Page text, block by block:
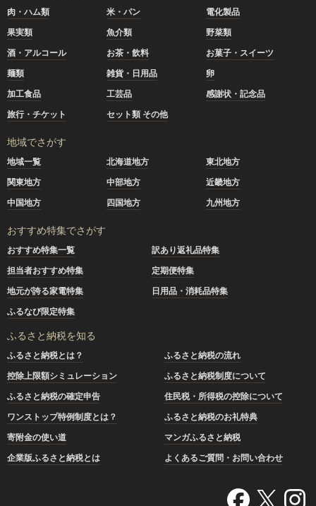
肉・ハム類 米・パン
電化製品
果実類
魚介類
野菜類
酒・アルコール
お茶・飲料
お菓子・スイーツ
麺類
雑貨・日用品
卵
加工食品
工芸品
感謝状・記念品
旅行・チケット
セット類 その他
地域でさがす
地域一覧 北海道地方
東北地方
関東地方
中部地方
近畿地方
中国地方
四国地方 九州地方
おすすめ特集でさがす
おすすめ特集一覧
訳あり返礼品特集
担当者おすすめ特集
定期便特集
地元が誇る家電特集
日用品・消耗品特集
ふるなび限定特集
ふるさと納税を知る
ふるさと納税とは？
ふるさと納税の流れ
控除上限額シミュレーション
ふるさと納税制度について
ふるさと納税の確定申告
住民税・所得税の控除について
ワンストップ特例制度とは？
ふるさと納税のお礼特典
寄附金の使い道
マンガふるさと納税
企業版ふるさと納税とは
よくあるご質問・お問い合わせ